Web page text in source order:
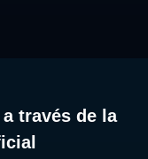
través de la